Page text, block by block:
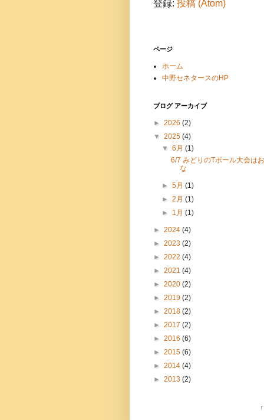
登録: 投稿 (Atom)
ページ
ホーム
中野セネタースのHP
ブログ アーカイブ
► 2026 (2)
▼ 2025 (4)
▼6月(1)
6/7 みどりのTボール大会は
な
►5月(1)
►2月(1)
► 1月(1)
► 2024 (4)
► 2023 (2)
► 2022 (4)
► 2021 (4)
► 2020 (2)
► 2019 (2)
► 2018 (2)
► 2017 (2)
► 2016 (6)
► 2015 (6)
► 2014 (4)
► 2013 (2)